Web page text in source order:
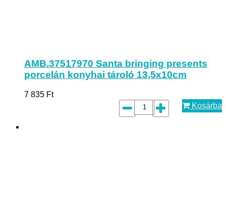
AMB.37517970 Santa bringing presents
porcelán konyhai tároló 13,5x10cm
7 835 Ft
Kosárba